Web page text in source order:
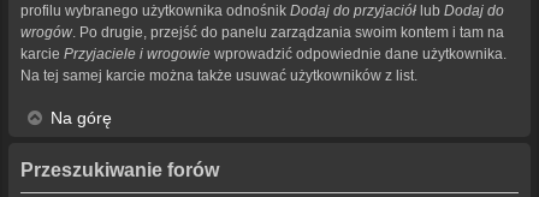
profilu wybranego użytkownika odnośnik Dodaj do przyjaciół lub Dodaj do
wrogów . Po drugie, przejść do panelu zarządzania swoim kontem i tam na
karcie Przyjaciele i wrogowie wprowadzić odpowiednie dane użytkownika.
Na tej samej karcie można także usuwać użytkowników z list.
Na górę
Przeszukiwanie forów